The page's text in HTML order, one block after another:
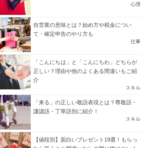
心理
自営業の意味とは？始め方や税金につい
て・確定申告のやり方も
仕事
「こんにちは」と「こんにちわ」どちらが
正しい？理由や他のよくある間違いもご紹
介
スキル
「来る」の正しい敬語表現とは？尊敬語・
謙譲語・丁寧語別に紹介！
スキル
【値段別】面白いプレゼント19選！もらっ